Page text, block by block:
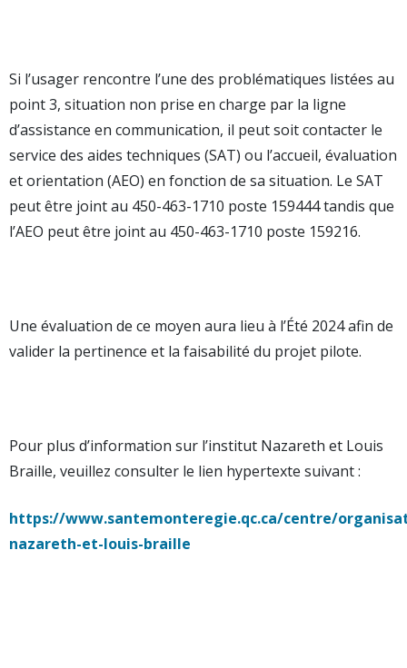
Si l’usager rencontre l’une des problématiques listées au
point 3, situation non prise en charge par la ligne
d’assistance en communication, il peut soit contacter le
service des aides techniques (SAT) ou l’accueil, évaluation
et orientation (AEO) en fonction de sa situation. Le SAT
peut être joint au 450-463-1710 poste 159444 tandis que
l’AEO peut être joint au 450-463-1710 poste 159216.
Une évaluation de ce moyen aura lieu à l’Été 2024 afin de
valider la pertinence et la faisabilité du projet pilote.
Pour plus d’information sur l’institut Nazareth et Louis
Braille, veuillez consulter le lien hypertexte suivant :
https://www.santemonteregie.qc.ca/centre/
nazareth-et-louis-braille